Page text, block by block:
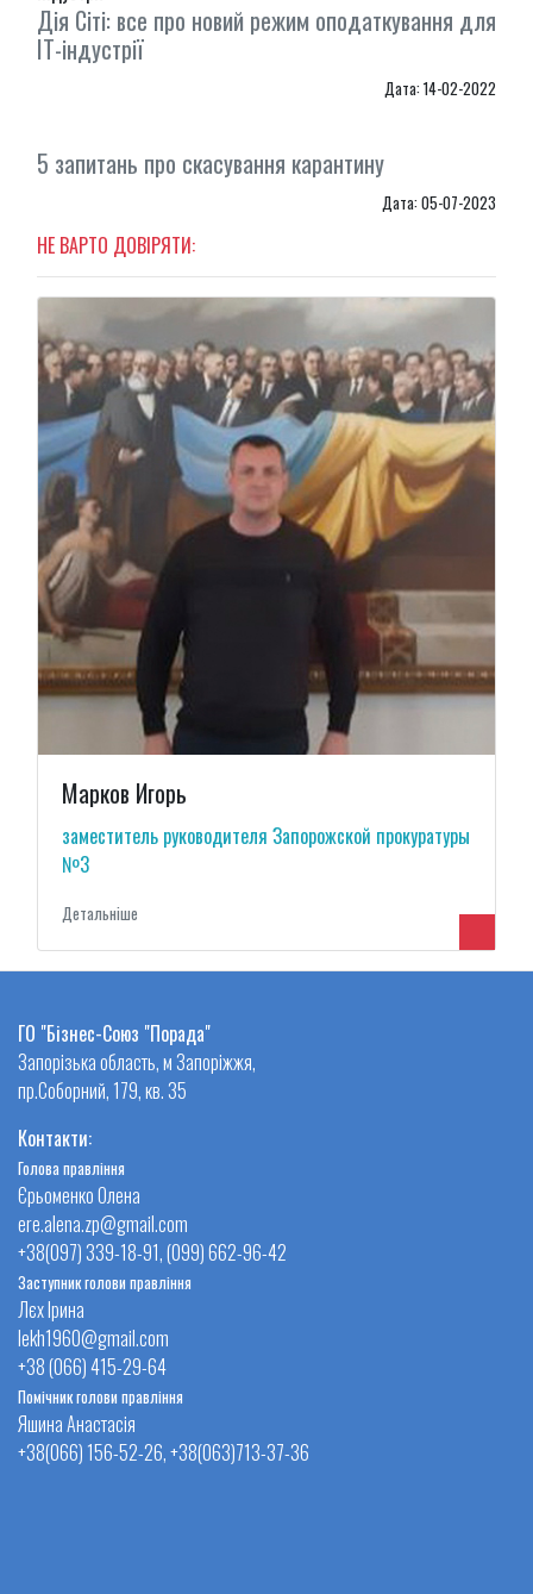
Дія Сіті: все про новий режим оподаткування для
ІТ-індустрії
Дата: 14-02-2022
5 запитань про скасування карантину
Дата: 05-07-2023
НЕ ВАРТО ДОВІРЯТИ:
Марков Игорь
заместитель руководителя Запорожской прокуратуры
№3
Детальнiше
ГО "Бізнес-Союз "Порада"
Запорізька область, м Запоріжжя,
пр.Соборний, 179, кв. 35
Контакти:
Голова правління
Єрьоменко Олена
ere.alena.zp@gmail.com
+38(097) 339-18-91, (099) 662-96-42
Заступник голови правління
Лєх Ірина
lekh1960@gmail.com
+38 (066) 415-29-64
Помічник голови правління
Яшина Анастасія
+38(066) 156-52-26, +38(063)713-37-36